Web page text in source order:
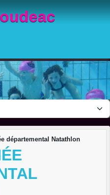
départemental Natathlon